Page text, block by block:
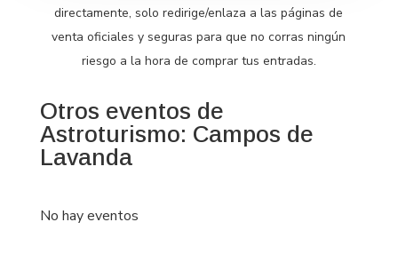
directamente, solo redirige/enlaza a las páginas de
venta oficiales y seguras para que no corras ningún
riesgo a la hora de comprar tus entradas.
Otros eventos de
Astroturismo: Campos de
Lavanda
No hay eventos